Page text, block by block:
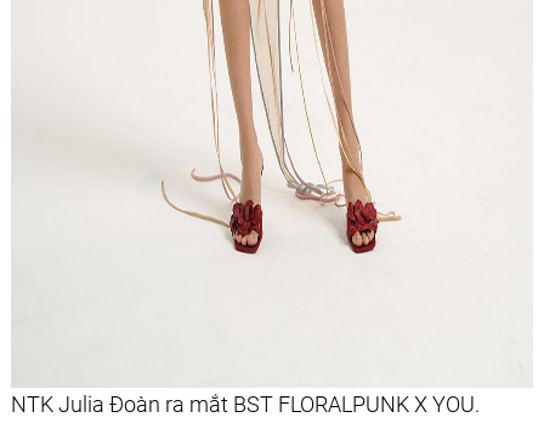
NTK Julia Đoàn ra mắt BST FLORALPUNK X YOU.